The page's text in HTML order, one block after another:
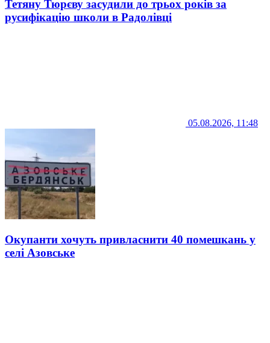
Тетяну Тюрєву засудили до трьох років за
русифікацію школи в Радолівці
05.08.2026, 11:48
Окупанти хочуть привласнити 40 помешкань у
селі Азовське